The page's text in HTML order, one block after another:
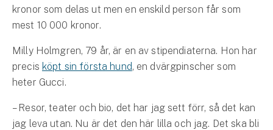
Fritidshusförsäkring
Företag
Företagsförsäkring
Bilförsäkring för företag
kronor som delas ut men en enskild person får som
mest 10 000 kronor.
Milly Holmgren, 79 år, är en av stipendiaterna. Hon har
precis köpt sin första hund, en dvärgpinscher som
heter Gucci.
– Resor, teater och bio, det har jag sett förr, så det kan
jag leva utan. Nu är det den här lilla och jag. Det ska bli